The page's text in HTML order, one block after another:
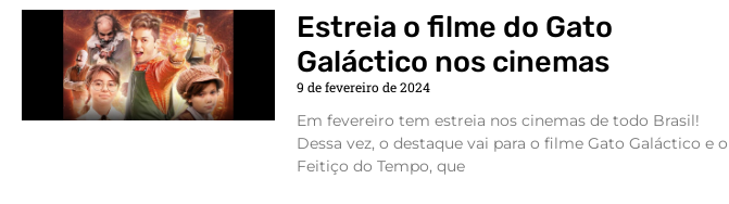
Estreia o filme do Gato
Galáctico nos cinemas
9 de fevereiro de 2024
Em fevereiro tem estreia nos cinemas de todo Brasil!
Dessa vez, o destaque vai para o filme Gato Galáctico e o
Feitiço do Tempo, que